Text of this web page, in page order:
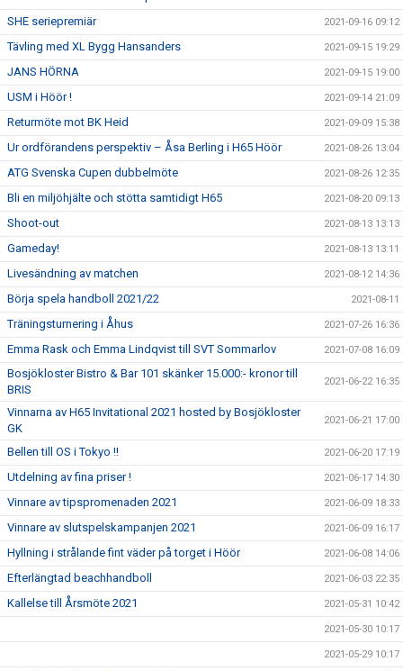
SHE seriepremiär 2021-09-16 09:12
Tävling med XL Bygg Hansanders 2021-09-15 19:29
JANS HÖRNA 2021-09-15 19:00
USM i Höör ! 2021-09-14 21:09
Returmöte mot BK Heid 2021-09-09 15:38
Ur ordförandens perspektiv – Åsa Berling i H65 Höör 2021-08-26 13:04
ATG Svenska Cupen dubbelmöte 2021-08-26 12:35
Bli en miljöhjälte och stötta samtidigt H65 2021-08-20 09:13
Shoot-out 2021-08-13 13:13
Gameday! 2021-08-13 13:11
Livesändning av matchen 2021-08-12 14:36
Börja spela handboll 2021/22 2021-08-11
Träningsturnering i Åhus 2021-07-26 16:36
Emma Rask och Emma Lindqvist till SVT Sommarlov 2021-07-08 16:09
Bosjökloster Bistro & Bar 101 skänker 15.000:- kronor till
BRIS
2021-06-22 16:35
Vinnarna av H65 Invitational 2021 hosted by Bosjökloster
GK
2021-06-21 17:00
Bellen till OS i Tokyo !! 2021-06-20 17:19
Utdelning av fina priser ! 2021-06-17 14:30
Vinnare av tipspromenaden 2021 2021-06-09 18:33
Vinnare av slutspelskampanjen 2021 2021-06-09 16:17
Hyllning i strålande fint väder på torget i Höör 2021-06-08 14:06
Efterlängtad beachhandboll 2021-06-03 22:35
Kallelse till Årsmöte 2021 2021-05-31 10:42
2021-05-30 10:17
2021-05-29 10:17